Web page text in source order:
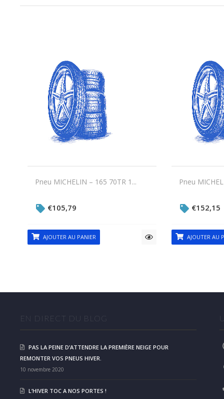
Pneu MICHELIN – 165 70TR 1...
€105,79
AJOUTER AU PANIER
Pneu
€152,15
AJOUTER AU
EN DIRECT DU BLOG
PAS LA PEINE D’ATTENDRE LA PREMIÈRE NEIGE POUR
REMONTER VOS PNEUS HIVER.
10 novembre 2020
L’HIVER TOC A NOS PORTES !